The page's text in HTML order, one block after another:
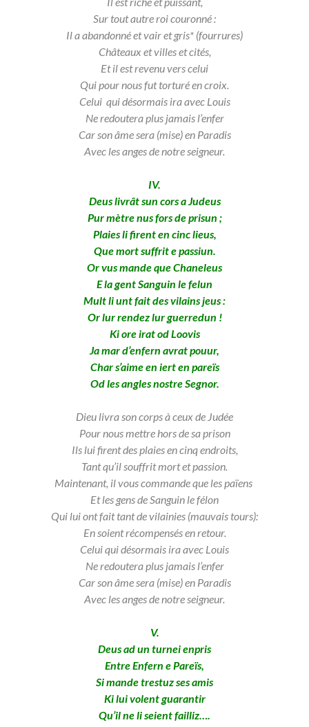
Sur tout autre roi couronné :
Il a abandonné et vair et gris* (fourrures)
Châteaux et villes et cités,
Et il est revenu vers celui
Qui pour nous fut torturé en croix.
Celui qui désormais ira avec Louis
Ne redoutera plus jamais l’enfer
Car son âme sera (mise) en Paradis
Avec les anges de notre seigneur.
IV.
Deus livrât sun cors a Judeus
Pur mètre nus fors de prisun ;
Plaies li firent en cinc lieus,
Que mort suffrit e passiun.
Or vus mande que Chaneleus
E la gent Sanguin le felun
Mult li unt fait des vilains jeus :
Or lur rendez lur guerredun !
Ki ore irat od Loovis
Ja mar d’enfern avrat pouur,
Char s’aime en iert en pareïs
Od les angles nostre Segnor.
Dieu livra son corps à ceux de Judée
Pour nous mettre hors de sa prison
Ils lui firent des plaies en cinq endroits,
Tant qu’il souffrit mort et passion.
Maintenant, il vous commande que les païens
Et les gens de Sanguin le félon
Qui lui ont fait tant de vilainies (mauvais tours):
En soient récompensés en retour.
Celui qui désormais ira avec Louis
Ne redoutera plus jamais l’enfer
Car son âme sera (mise) en Paradis
Avec les anges de notre seigneur.
V.
Deus ad un turnei enpris
Entre Enfern e Pareïs,
Si mande trestuz ses amis
Ki lui volent guarantir
Qu’il ne li seient failliz….